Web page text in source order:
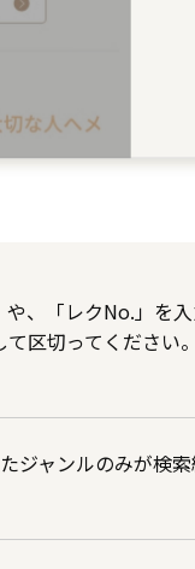
、「レクNo.」を
区切ってください
ジャンルのみが検